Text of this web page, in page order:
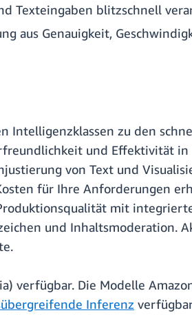
Texteingaben blitzschnell
aus Genauigkeit,
Intelligenzklassen zu den
und Effektivität in
von Text und
für Ihre Anforderungen
mit
und Inhaltsmoderation.
verfügbar. Die Modelle
Inferenz